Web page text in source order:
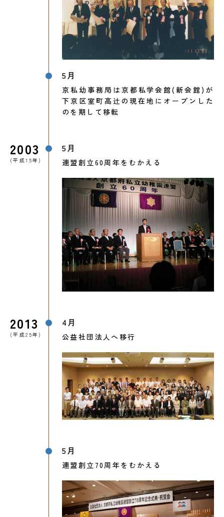
5月
京私幼事務局は京都私学会館(新会館)が
下京区室町高辻の現在地にオープンした
のを期して移転
2003
(平成15年)
5月
連盟創立60周年をむかえる
2013
(平成25年)
4月
公益社団法人へ移行
5月
連盟創立70周年をむかえる